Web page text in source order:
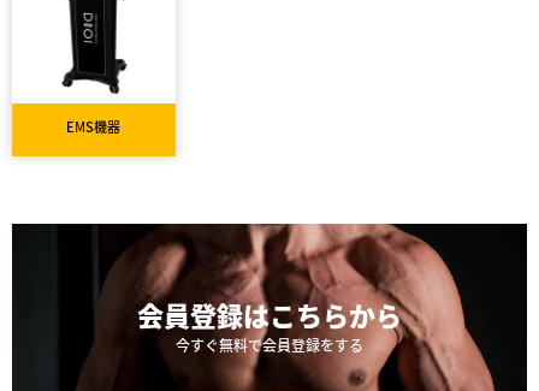
EMS機器
会員登録はこちらから
今すぐ無料で会員登録をする